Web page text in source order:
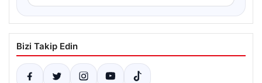
Bizi Takip Edin